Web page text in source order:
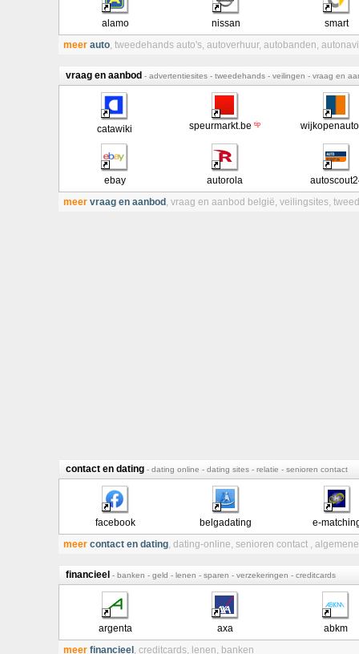
alamo nissan
smart
meer auto, tweedehands auto's, autoverhuur, autobanden,
vraag en aanbod - advertentiesites - tweedehands - veilingen - vraag en
catawiki speurmarkt.be tip
ebay autorola
meer vraag en aanbod , vraag en aanbod belgië, veilingsites,
contact en dating - dating online - dating sites - relatie - senioren contact
facebook belgadating
e-
meer contact en dating, dating-online, senioren contact ,
financieel - banken - geld - lenen - sparen - verzekeringen - creditcards
argenta axa
abkm
meer financieel , creditcards, lenen, banken